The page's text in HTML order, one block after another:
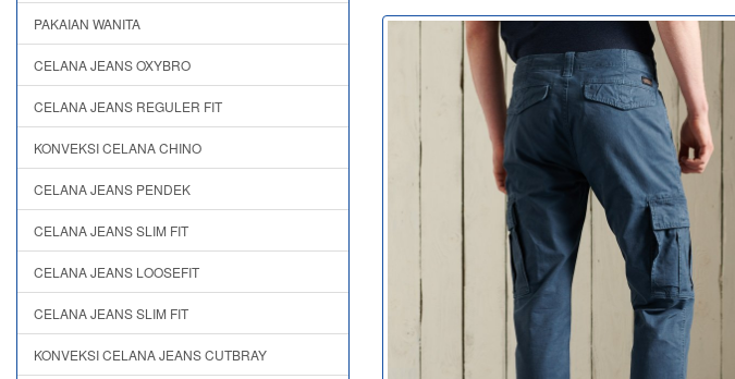
PAKAIAN WANITA
CELANA JEANS OXYBRO
CELANA JEANS REGULER FIT
KONVEKSI CELANA CHINO
CELANA JEANS PENDEK
CELANA JEANS SLIM FIT
CELANA JEANS LOOSEFIT
CELANA JEANS SLIM FIT
KONVEKSI CELANA JEANS CUTBRAY